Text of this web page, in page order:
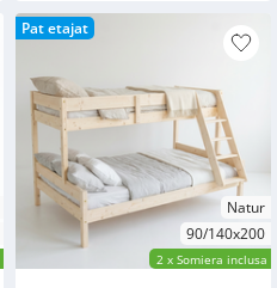
Pat etajat
Natur
90/140x200
2 x Somiera inclusa